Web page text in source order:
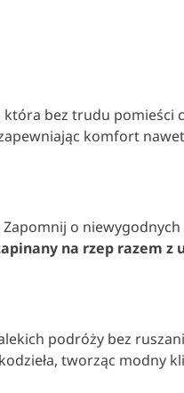
bez trudu pomieści
komfort
Zapomnij o
na rzep razem z
podróży bez
tworząc modny